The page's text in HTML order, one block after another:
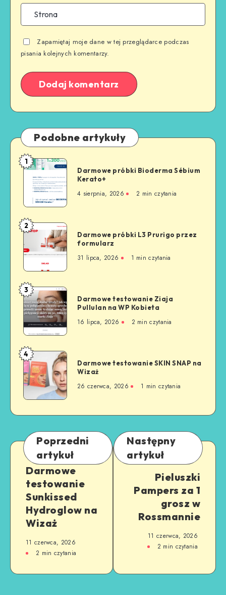
Zapamiętaj moje dane w tej przeglądarce podczas
pisania kolejnych komentarzy.
Podobne artykuły
1
Darmowe próbki Bioderma Sébium
Kerato+
4 sierpnia, 2026 2 min czytania
2
Darmowe próbki L3 Prurigo przez
formularz
31 lipca, 2026 1 min czytania
3
Darmowe testowanie Ziaja
Pullulan na WP Kobieta
16 lipca, 2026 2 min czytania
4
Darmowe testowanie SKIN SNAP na
Wizaż
26 czerwca, 2026 1 min czytania
Poprzedni
artykuł
Darmowe
testowanie
Sunkissed
Hydroglow na
Wizaż
11 czerwca, 2026
2 min czytania
Następny
artykuł
Pieluszki
Pampers za 1
grosz w
Rossmannie
11 czerwca, 2026
2 min czytania